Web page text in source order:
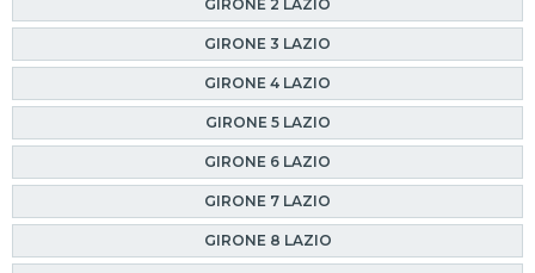
GIRONE 2 LAZIO
GIRONE 3 LAZIO
GIRONE 4 LAZIO
GIRONE 5 LAZIO
GIRONE 6 LAZIO
GIRONE 7 LAZIO
GIRONE 8 LAZIO